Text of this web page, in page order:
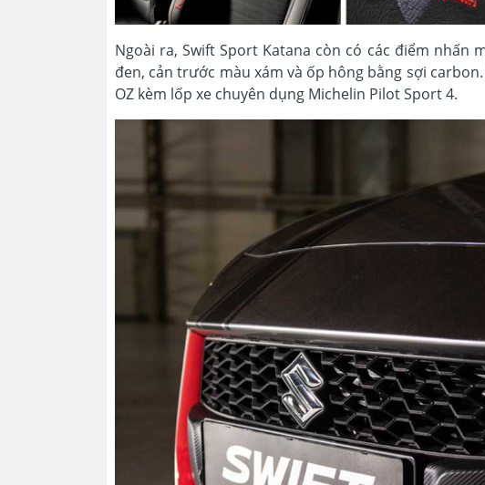
Ngoài ra, Swift Sport Katana còn có các điểm
đen, cản trước màu xám và ốp hông bằng sợi
OZ kèm lốp xe chuyên dụng Michelin Pilot Sport 4.